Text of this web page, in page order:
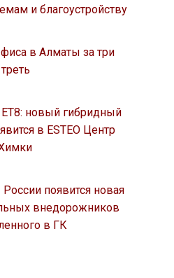
и благоустройству
в Алматы за три
ET8: новый гибридный
в ESTEO Центр
России появится новая
внедорожников
в ГК